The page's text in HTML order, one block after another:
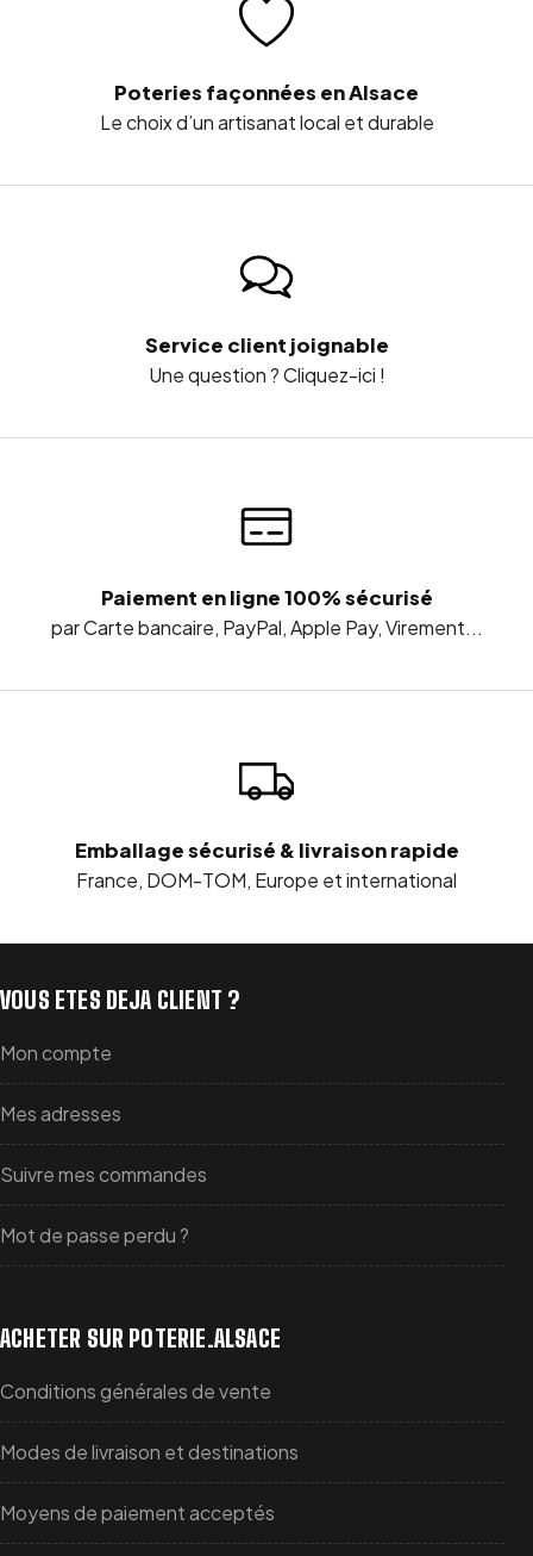
Poteries façonnées en Alsace
Le choix d’un artisanat local et durable
Service client joignable
Une question ? Cliquez-ici !
Paiement en ligne 100% sécurisé
par Carte bancaire, PayPal, Apple Pay, Virement...
Emballage sécurisé & livraison rapide
France, DOM-TOM, Europe et international
VOUS ETES DEJA CLIENT ?
Mon compte
Mes adresses
Suivre mes commandes
Mot de passe perdu ?
ACHETER SUR POTERIE.ALSACE
Conditions générales de vente
Modes de livraison et destinations
Moyens de paiement acceptés